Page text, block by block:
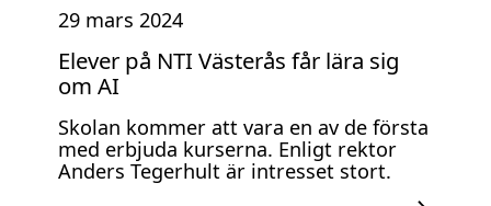
29 mars 2024
Elever på NTI Västerås får lära sig
om AI
Skolan kommer att vara en av de första
med erbjuda kurserna. Enligt rektor
Anders Tegerhult är intresset stort.